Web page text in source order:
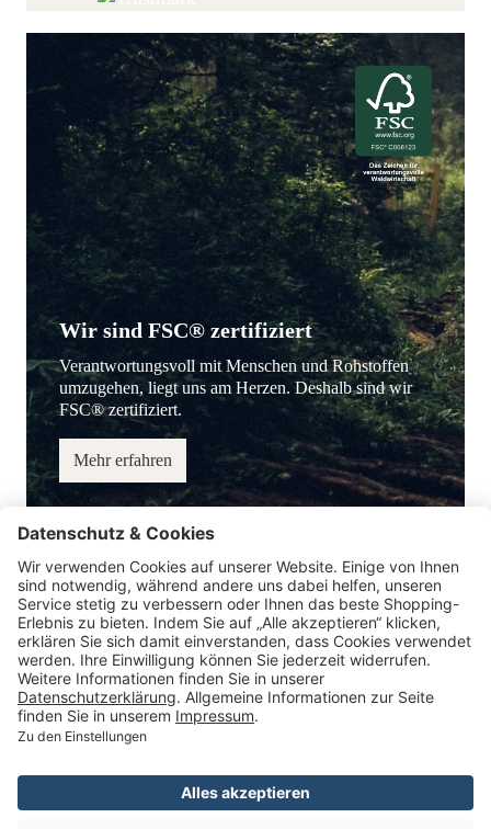
Wir sind FSC® zertifiziert
Verantwortungsvoll mit Menschen und Rohstoffen
umzugehen, liegt uns am Herzen. Deshalb sind wir
FSC® zertifiziert.
Mehr erfahren
Service-Hotline
Information
Service
Zahlungsmöglichkeiten
* Alle Preise inkl. gesetzl. Mehrwertsteuer.